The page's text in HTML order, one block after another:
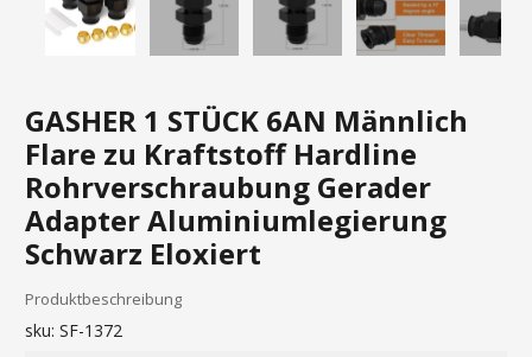
GASHER 1 STÜCK 6AN Männlich
Flare zu Kraftstoff Hardline
Rohrverschraubung Gerader
Adapter Aluminiumlegierung
Schwarz Eloxiert
Produktbeschreibung
sku: SF-1372